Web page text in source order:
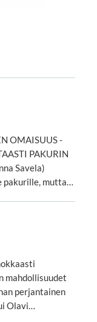
OMAISUUS -
PAKURIN
Savela)
pakurille, mutta…
mahdollisuudet
perjantainen
Olavi…